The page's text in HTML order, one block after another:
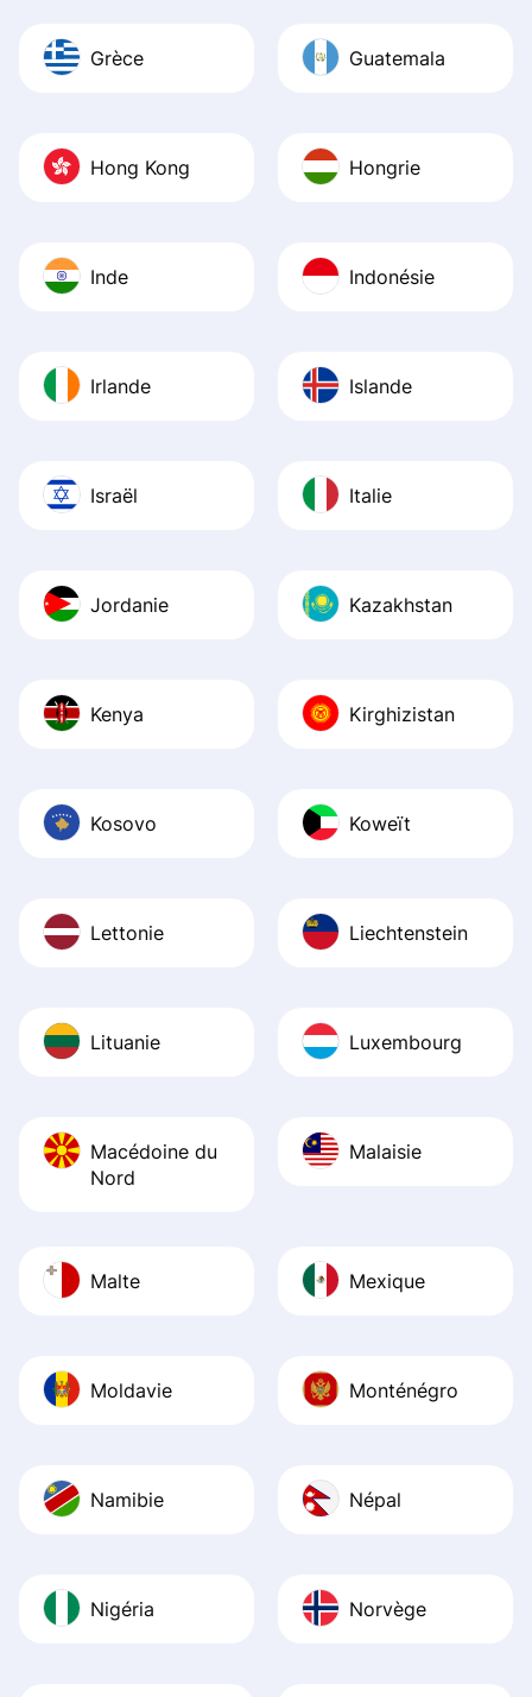
Grèce Guatemala
Hong Kong Hongrie
Inde Indonésie
Irlande Islande
Israël Italie
Jordanie Kazakhstan
Kenya Kirghizistan
Kosovo Koweït
Lettonie Liechtenstein
Lituanie Luxembourg
Macédoine du
Nord
Malaisie
Malte Mexique
Moldavie Monténégro
Namibie Népal
Nigéria Norvège